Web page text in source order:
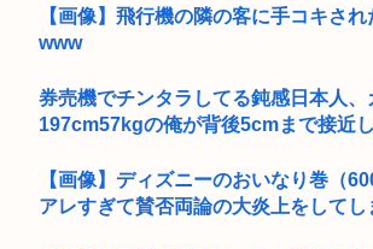
【画像】飛行機の隣の客に手コキさ
www
券売機でチンタラしてる鈍感日本人、
197cm57kgの俺が背後5cmまで接近
【画像】ディズニーのおいなり巻（
アレすぎて賛否両論の大炎上をしてし